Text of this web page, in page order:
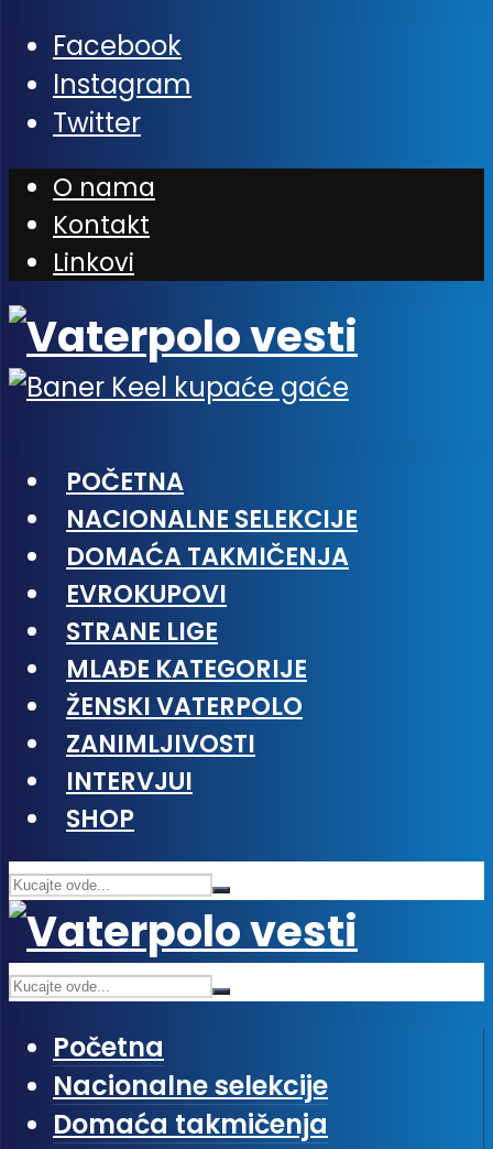
Facebook
Instagram
Twitter
O nama
Kontakt
Linkovi
POČETNA
NACIONALNE SELEKCIJE
DOMAĆA TAKMIČENJA
EVROKUPOVI
STRANE LIGE
MLAĐE KATEGORIJE
ŽENSKI VATERPOLO
ZANIMLJIVOSTI
INTERVJUI
SHOP
Početna
Nacionalne selekcije
Domaća takmičenja